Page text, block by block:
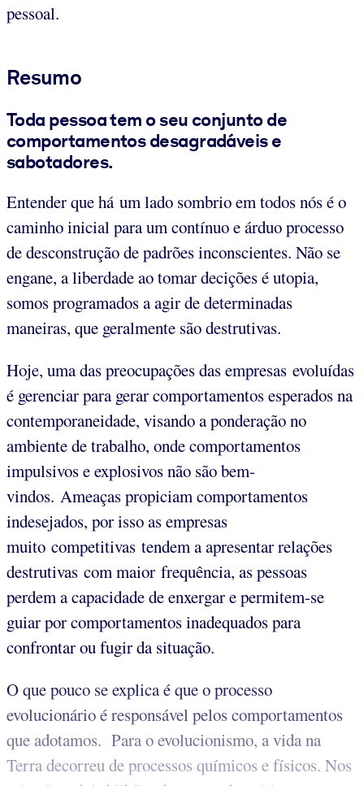
pessoal.
Resumo
Toda pessoa tem o seu conjunto de
comportamentos desagradáveis e
sabotadores.
Entender que há um lado sombrio em todos nós é o
caminho inicial para um contínuo e árduo processo
de desconstrução de padrões inconscientes. Não se
engane, a liberdade ao tomar decições é utopia,
somos programados a agir de determinadas
maneiras, que geralmente são destrutivas.
Hoje, uma das preocupações das empresas evoluídas
é gerenciar para gerar comportamentos esperados na
contemporaneidade, visando a ponderação no
ambiente de trabalho, onde comportamentos
impulsivos e explosivos não são bem-
vindos. Ameaças propiciam comportamentos
indesejados, por isso as empresas
muito competitivas tendem a apresentar relações
destrutivas com maior frequência, as pessoas
perdem a capacidade de enxergar e permitem-se
guiar por comportamentos inadequados para
confrontar ou fugir da situação.
O que pouco se explica é que o processo
evolucionário é responsável pelos comportamentos
que adotamos. Para o evolucionismo, a vida na
Terra decorreu de processos químicos e físicos. Nos